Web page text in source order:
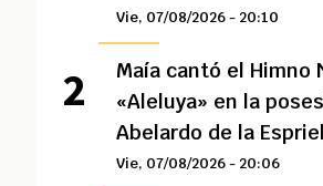
Vie, 07/08/2026 - 20:10
Maía cantó el Himno
«Aleluya» en la
Abelardo de la
Vie, 07/08/2026 - 20:06